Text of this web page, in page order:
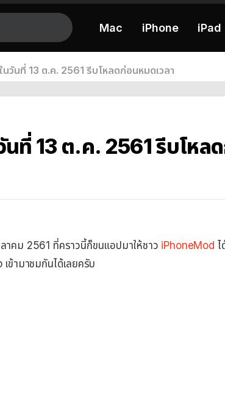
Mac iPhone iPad
วันที่ 13 ต.ค. 2561 รีบโหลดก่อนหมดเวลา
ที่ 13 ต.ค. 2561 รีบโหล
าคม 2561 ที่คราวนี้ก็ขนแอปมาให้ชาว iPhoneMod ไ
ข้ามาชมกันได้เลยครับ